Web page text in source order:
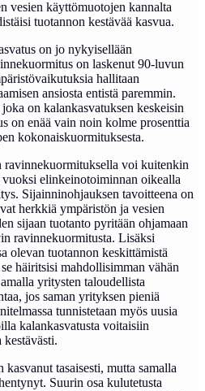
vesien käyttömuotojen kannalta
tuotannon kestävää kasvua.
on jo nykyisellään
on laskenut 90-luvun
hallitaan
ansiosta entistä paremmin.
on kalankasvatuksen keskeisin
on enää vain noin kolme prosenttia
kokonaiskuormituksesta.
ravinnekuormituksella voi kuitenkin
elinkeinotoiminnan oikealla
Sijainninohjauksen tavoitteena on
herkkiä ympäristön ja vesien
sijaan tuotanto pyritään ohjamaan
ravinnekuormitusta. Lisäksi
olevan tuotannon keskittämistä
häiritsisi mahdollisimman vähän
yritysten taloudellista
jos saman yrityksen pieniä
tunnistetaan myös uusia
kalankasvatusta voitaisiin
tasaisesti, mutta samalla
Suurin osa kulutetusta